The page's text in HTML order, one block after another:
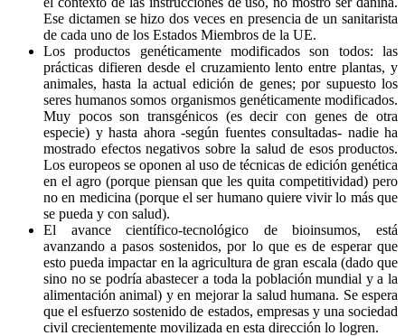
Ese dictamen se hizo dos veces en presencia de un sanitarista
de cada uno de los Estados Miembros de la UE.
Los productos genéticamente modificados son todos: las
prácticas difieren desde el cruzamiento lento entre plantas, y
animales, hasta la actual edición de genes; por supuesto los
seres humanos somos organismos genéticamente modificados.
Muy pocos son transgénicos (es decir con genes de otra
especie) y hasta ahora -según fuentes consultadas- nadie ha
mostrado efectos negativos sobre la salud de esos productos.
Los europeos se oponen al uso de técnicas de edición genética
en el agro (porque piensan que les quita competitividad) pero
no en medicina (porque el ser humano quiere vivir lo más que
se pueda y con salud).
El avance científico-tecnológico de bioinsumos, está
avanzando a pasos sostenidos, por lo que es de esperar que
esto pueda impactar en la agricultura de gran escala (dado que
sino no se podría abastecer a toda la población mundial y a la
alimentación animal) y en mejorar la salud humana. Se espera
que el esfuerzo sostenido de estados, empresas y una sociedad
civil crecientemente movilizada en esta dirección lo logren.